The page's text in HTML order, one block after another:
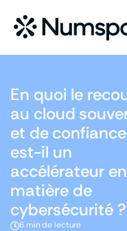
En quoi le
au cloud
et de confiance
est-il un
accélérateur en
matière de
cybersécurité ?
6 min de lecture